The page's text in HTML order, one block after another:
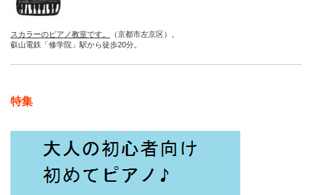
スカラーのピアノ教室です。
（京都市左京区）。
叡山電鉄「修学院」駅から徒歩20分。
特集